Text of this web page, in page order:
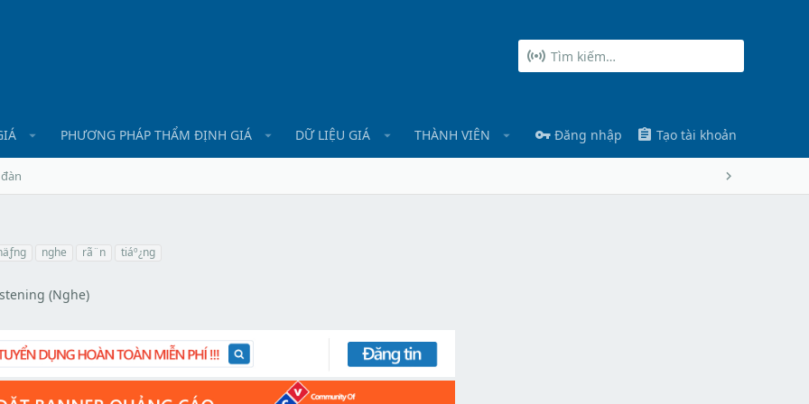
PHƯƠNG PHÁP THẨM ĐỊNH GIÁ DỮ LIỆU GIÁ THÀNH VIÊN Đăng nhập Tạo tài khoản
nghe rã¨n tiáº¿ng
(Nghe)